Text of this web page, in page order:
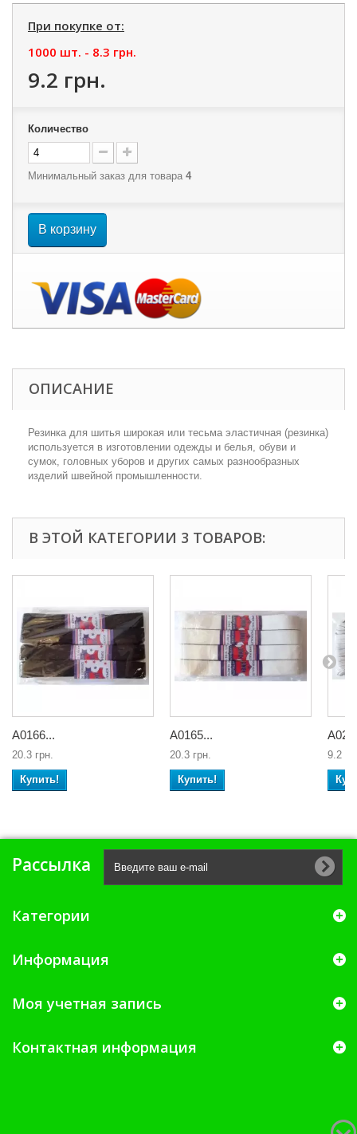
При покупке от:
1000 шт. - 8.3 грн.
9.2 грн.
Количество
Минимальный заказ для товара 4
В корзину
ОПИСАНИЕ
Резинка для шитья широкая или тесьма эластичная (резинка)
используется в изготовлении одежды и белья, обуви и
сумок, головных уборов и других самых разнообразных
изделий швейной промышленности.
В ЭТОЙ КАТЕГОРИИ 3 ТОВАРОВ:
А0166...
20.3 грн.
Купить!
А0165...
20.3 грн.
Купить!
9.2
Рассылка
Категории
Информация
Моя учетная запись
Контактная информация